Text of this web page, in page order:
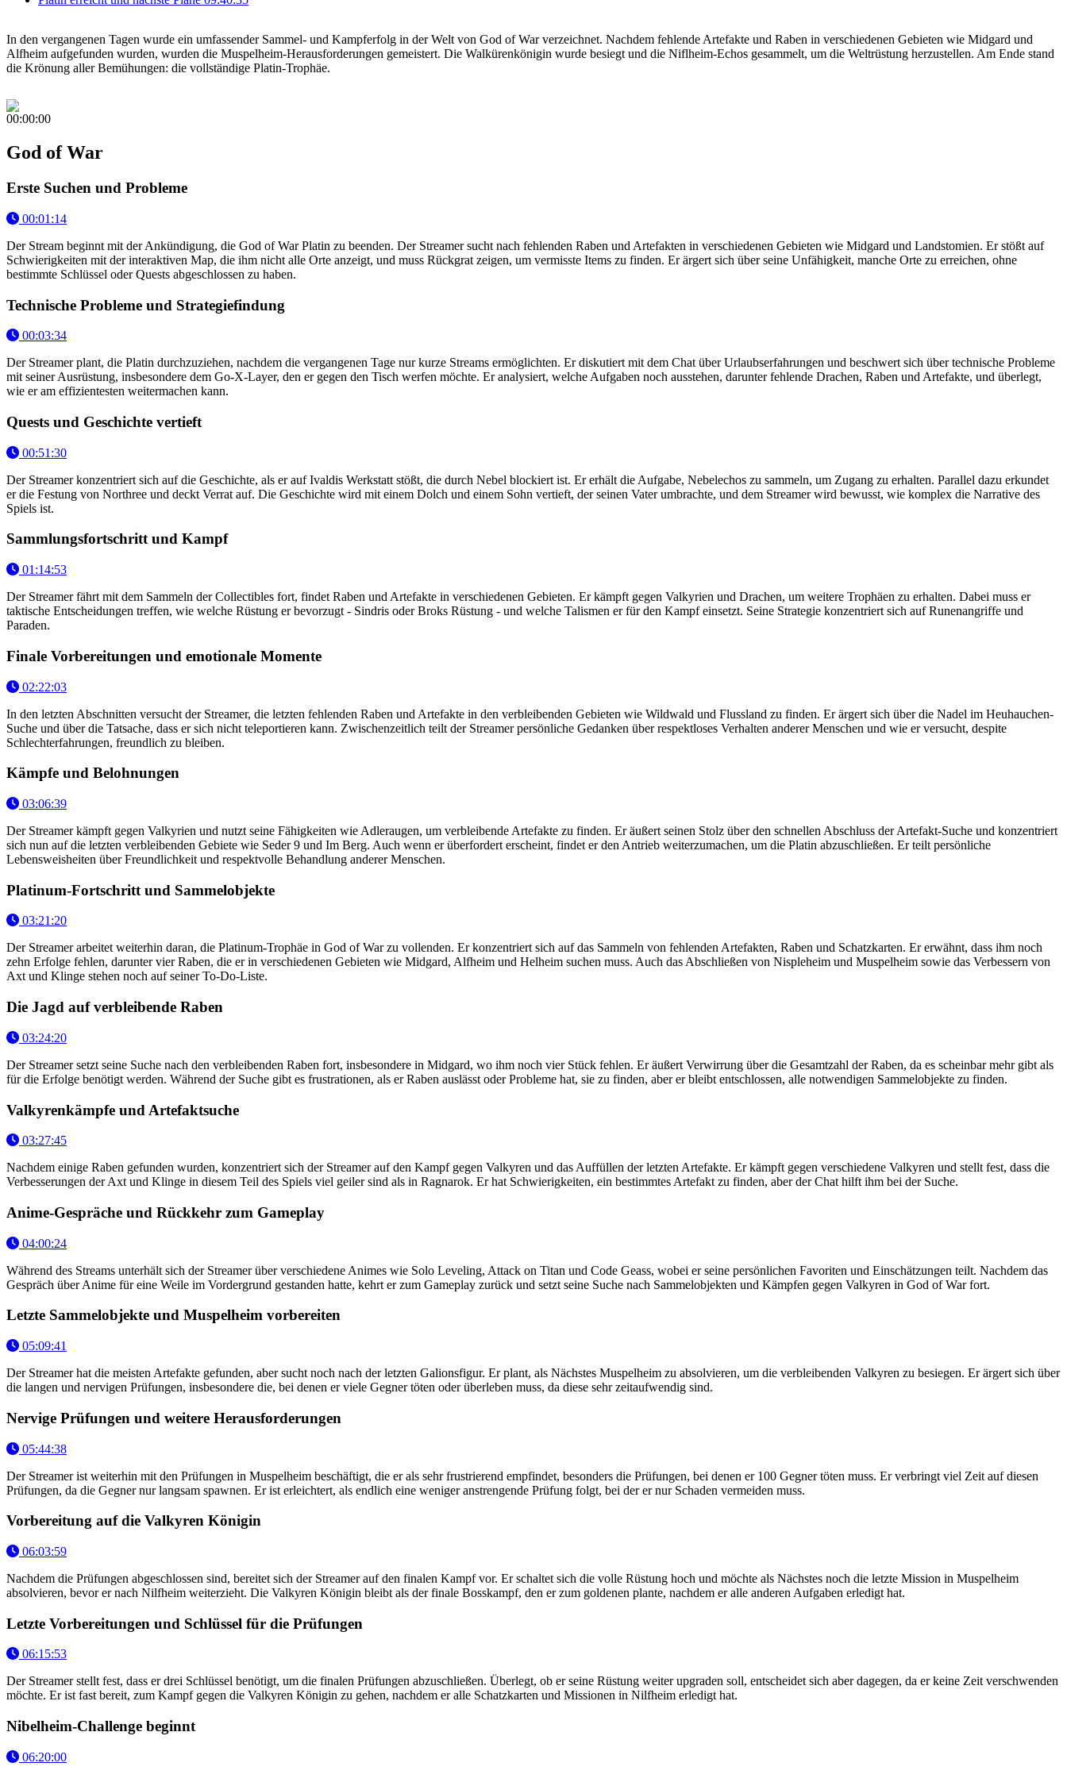
In den vergangenen Tagen wurde ein umfassender Sammel- und Kampferfolg in der Welt von God of War verzeichnet. Nachdem fehlende Artefakte und Raben in verschiedenen Gebieten wie Midgard und
Alfheim aufgefunden wurden, wurden die Muspelheim-Herausforderungen gemeistert. Die Walkürenkönigin wurde besiegt und die Niflheim-Echos gesammelt, um die Weltrüstung herzustellen. Am Ende stand
die Krönung aller Bemühungen: die vollständige Platin-Trophäe.
00:00:00
God of War
Erste Suchen und Probleme
00:01:14
Der Stream beginnt mit der Ankündigung, die God of War Platin zu beenden. Der Streamer sucht nach fehlenden Raben und Artefakten in verschiedenen Gebieten wie Midgard und Landstomien. Er stößt auf
Schwierigkeiten mit der interaktiven Map, die ihm nicht alle Orte anzeigt, und muss Rückgrat zeigen, um vermisste Items zu finden. Er ärgert sich über seine Unfähigkeit, manche Orte zu erreichen, ohne
bestimmte Schlüssel oder Quests abgeschlossen zu haben.
Technische Probleme und Strategiefindung
00:03:34
Der Streamer plant, die Platin durchzuziehen, nachdem die vergangenen Tage nur kurze Streams ermöglichten. Er diskutiert mit dem Chat über Urlaubserfahrungen und beschwert sich über technische Probleme
mit seiner Ausrüstung, insbesondere dem Go-X-Layer, den er gegen den Tisch werfen möchte. Er analysiert, welche Aufgaben noch ausstehen, darunter fehlende Drachen, Raben und Artefakte, und überlegt,
wie er am effizientesten weitermachen kann.
Quests und Geschichte vertieft
00:51:30
Der Streamer konzentriert sich auf die Geschichte, als er auf Ivaldis Werkstatt stößt, die durch Nebel blockiert ist. Er erhält die Aufgabe, Nebelechos zu sammeln, um Zugang zu erhalten. Parallel dazu erkundet
er die Festung von Northree und deckt Verrat auf. Die Geschichte wird mit einem Dolch und einem Sohn vertieft, der seinen Vater umbrachte, und dem Streamer wird bewusst, wie komplex die Narrative des
Spiels ist.
Sammlungsfortschritt und Kampf
01:14:53
Der Streamer fährt mit dem Sammeln der Collectibles fort, findet Raben und Artefakte in verschiedenen Gebieten. Er kämpft gegen Valkyrien und Drachen, um weitere Trophäen zu erhalten. Dabei muss er
taktische Entscheidungen treffen, wie welche Rüstung er bevorzugt - Sindris oder Broks Rüstung - und welche Talismen er für den Kampf einsetzt. Seine Strategie konzentriert sich auf Runenangriffe und
Paraden.
Finale Vorbereitungen und emotionale Momente
02:22:03
In den letzten Abschnitten versucht der Streamer, die letzten fehlenden Raben und Artefakte in den verbleibenden Gebieten wie Wildwald und Flussland zu finden. Er ärgert sich über die Nadel im Heuhauchen-
Suche und über die Tatsache, dass er sich nicht teleportieren kann. Zwischenzeitlich teilt der Streamer persönliche Gedanken über respektloses Verhalten anderer Menschen und wie er versucht, despite
Schlechterfahrungen, freundlich zu bleiben.
Kämpfe und Belohnungen
03:06:39
Der Streamer kämpft gegen Valkyrien und nutzt seine Fähigkeiten wie Adleraugen, um verbleibende Artefakte zu finden. Er äußert seinen Stolz über den schnellen Abschluss der Artefakt-Suche und konzentriert
sich nun auf die letzten verbleibenden Gebiete wie Seder 9 und Im Berg. Auch wenn er überfordert erscheint, findet er den Antrieb weiterzumachen, um die Platin abzuschließen. Er teilt persönliche
Lebensweisheiten über Freundlichkeit und respektvolle Behandlung anderer Menschen.
Platinum-Fortschritt und Sammelobjekte
03:21:20
Der Streamer arbeitet weiterhin daran, die Platinum-Trophäe in God of War zu vollenden. Er konzentriert sich auf das Sammeln von fehlenden Artefakten, Raben und Schatzkarten. Er erwähnt, dass ihm noch
zehn Erfolge fehlen, darunter vier Raben, die er in verschiedenen Gebieten wie Midgard, Alfheim und Helheim suchen muss. Auch das Abschließen von Nispleheim und Muspelheim sowie das Verbessern von
Axt und Klinge stehen noch auf seiner To-Do-Liste.
Die Jagd auf verbleibende Raben
03:24:20
Der Streamer setzt seine Suche nach den verbleibenden Raben fort, insbesondere in Midgard, wo ihm noch vier Stück fehlen. Er äußert Verwirrung über die Gesamtzahl der Raben, da es scheinbar mehr gibt als
für die Erfolge benötigt werden. Während der Suche gibt es frustrationen, als er Raben auslässt oder Probleme hat, sie zu finden, aber er bleibt entschlossen, alle notwendigen Sammelobjekte zu finden.
Valkyrenkämpfe und Artefaktsuche
03:27:45
Nachdem einige Raben gefunden wurden, konzentriert sich der Streamer auf den Kampf gegen Valkyren und das Auffüllen der letzten Artefakte. Er kämpft gegen verschiedene Valkyren und stellt fest, dass die
Verbesserungen der Axt und Klinge in diesem Teil des Spiels viel geiler sind als in Ragnarok. Er hat Schwierigkeiten, ein bestimmtes Artefakt zu finden, aber der Chat hilft ihm bei der Suche.
Anime-Gespräche und Rückkehr zum Gameplay
04:00:24
Während des Streams unterhält sich der Streamer über verschiedene Animes wie Solo Leveling, Attack on Titan und Code Geass, wobei er seine persönlichen Favoriten und Einschätzungen teilt. Nachdem das
Gespräch über Anime für eine Weile im Vordergrund gestanden hatte, kehrt er zum Gameplay zurück und setzt seine Suche nach Sammelobjekten und Kämpfen gegen Valkyren in God of War fort.
Letzte Sammelobjekte und Muspelheim vorbereiten
05:09:41
Der Streamer hat die meisten Artefakte gefunden, aber sucht noch nach der letzten Galionsfigur. Er plant, als Nächstes Muspelheim zu absolvieren, um die verbleibenden Valkyren zu besiegen. Er ärgert sich über
die langen und nervigen Prüfungen, insbesondere die, bei denen er viele Gegner töten oder überleben muss, da diese sehr zeitaufwendig sind.
Nervige Prüfungen und weitere Herausforderungen
05:44:38
Der Streamer ist weiterhin mit den Prüfungen in Muspelheim beschäftigt, die er als sehr frustrierend empfindet, besonders die Prüfungen, bei denen er 100 Gegner töten muss. Er verbringt viel Zeit auf diesen
Prüfungen, da die Gegner nur langsam spawnen. Er ist erleichtert, als endlich eine weniger anstrengende Prüfung folgt, bei der er nur Schaden vermeiden muss.
Vorbereitung auf die Valkyren Königin
06:03:59
Nachdem die Prüfungen abgeschlossen sind, bereitet sich der Streamer auf den finalen Kampf vor. Er schaltet sich die volle Rüstung hoch und möchte als Nächstes noch die letzte Mission in Muspelheim
absolvieren, bevor er nach Nilfheim weiterzieht. Die Valkyren Königin bleibt als der finale Bosskampf, den er zum goldenen plante, nachdem er alle anderen Aufgaben erledigt hat.
Letzte Vorbereitungen und Schlüssel für die Prüfungen
06:15:53
Der Streamer stellt fest, dass er drei Schlüssel benötigt, um die finalen Prüfungen abzuschließen. Überlegt, ob er seine Rüstung weiter upgraden soll, entscheidet sich aber dagegen, da er keine Zeit verschwenden
möchte. Er ist fast bereit, zum Kampf gegen die Valkyren Königin zu gehen, nachdem er alle Schatzkarten und Missionen in Nilfheim erledigt hat.
Nibelheim-Challenge beginnt
06:20:00